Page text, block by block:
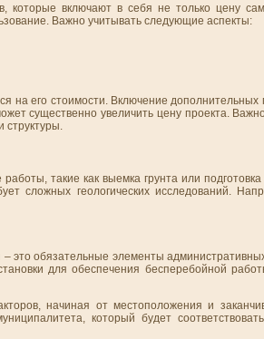
которые включают в себя не только цену
Важно учитывать следующие аспекты:
на его стоимости. Включение
существенно увеличить цену проекта.
структуры.
такие как выемка грунта или
сложных геологических исследований.
это обязательные элементы
для обеспечения бесперебойной
начиная от местоположения и
который будет